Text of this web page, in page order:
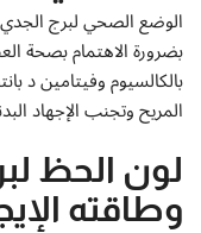
الوضع الصحي لبرج
بضرورة الاهتمام بصحة
بالكالسيوم وفيتامين د
المريح وتجنب الإجهاد
لون الحظ
وطاقته